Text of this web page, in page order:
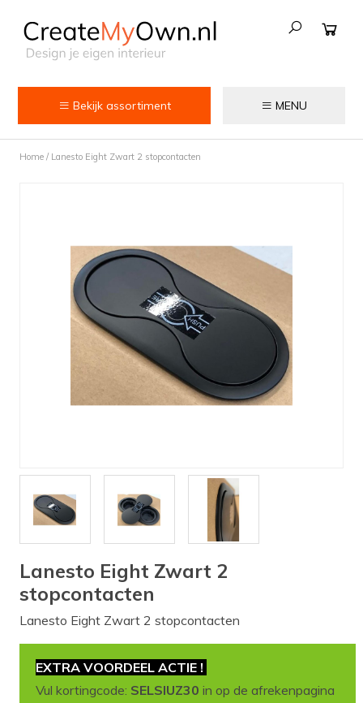
Bekijk assortiment
Zeepdispensers
Voedselrestenvermalers
Afvalemmers
Verlichting
Onderdelen
Wastafels
MENU
Home/ Lanesto Eight Zwart 2 stopcontacten
Lanesto Eight Zwart 2
stopcontacten
Lanesto Eight Zwart 2 stopcontacten
EXTRA VOORDEEL ACTIE !
Vul kortingcode: SELSIUZ30 in op de afrekenpagina